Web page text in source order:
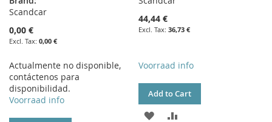
Scandcar
0,00 €
0,00 €
Actualmente no disponible,
contáctenos para
disponibilidad.
Voorraad info
44,44 €
36,73 €
Voorraad info
Add to Cart
ADD